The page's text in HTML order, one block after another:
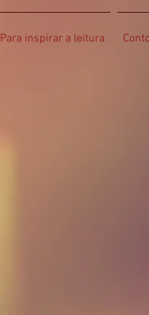
Para inspirar a leitura